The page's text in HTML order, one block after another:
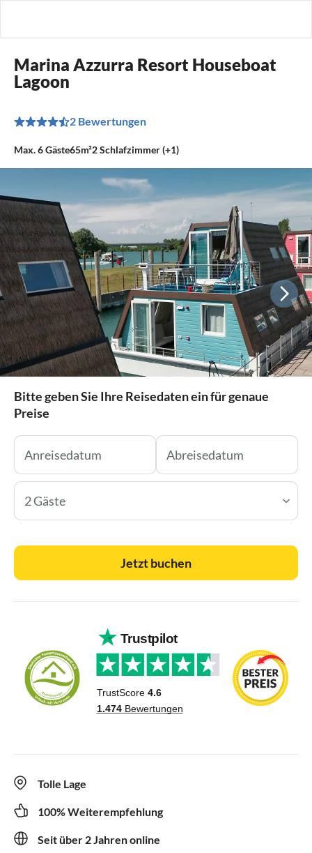
Marina Azzurra Resort Houseboat
Lagoon
2 Bewertungen
Max.6Gäste65m²2Schlafzimmer (+1)
Bitte geben Sie Ihre Reisedaten ein für genaue
Preise
2 Gäste
Jetzt buchen
Tolle Lage
100% Weiterempfehlung
Seit über 2 Jahren online